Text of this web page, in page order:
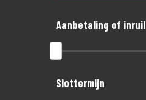
Aanbetaling of inruil
Slottermijn